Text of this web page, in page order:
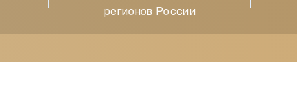
регионов России